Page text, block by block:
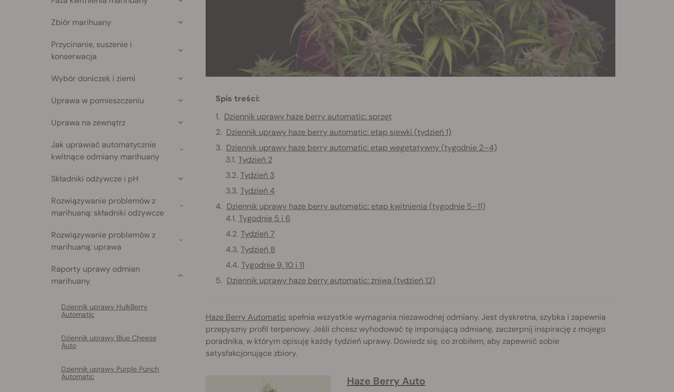
Spis treści:
Dziennik uprawy haze berry automatic: sprzęt
Dziennik uprawy haze berry automatic: etap siewki (tydzień 1)
Dziennik uprawy haze berry automatic: etap wegetatywny (tygodnie 2–4)
Tydzień 2
Tydzień 3
Tydzień 4
Dziennik uprawy haze berry automatic: etap kwitnienia (tygodnie 5–11)
Tygodnie 5 i 6
Tydzień 7
Tydzień 8
Tygodnie 9, 10 i 11
Dziennik uprawy haze berry automatic: żniwa (tydzień 12)
Haze Berry Automatic spełnia wszystkie wymagania niezawodnej odmiany. Jest dyskretna, szybka i zapewnia
przepyszny profil terpenowy. Jeśli chcesz wyhodować tę imponującą odmianę, zaczerpnij inspirację z mojego
poradnika, w którym opisuję każdy tydzień uprawy. Dowiedz się, co zrobiłem, aby zapewnić sobie
satysfakcjonujące zbiory.
Haze Berry Auto
Zbiór marihuany
Przycinanie, suszenie i
konserwacja
Wybór doniczek i ziemi
Uprawa w pomieszczeniu
Uprawa na zewnątrz
Jak uprawiać automatycznie
kwitnące odmiany marihuany
Składniki odżywcze i pH
Rozwiązywanie problemów z
marihuaną: składniki odżywcze
Rozwiązywanie problemów z
marihuaną: uprawa
Raporty uprawy odmian
marihuany
Dziennik uprawy HulkBerry
Automatic
Dziennik uprawy Blue Cheese
Auto
Dziennik uprawy Purple Punch
Automatic